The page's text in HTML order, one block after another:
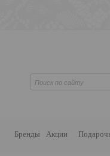
Бренды Акции